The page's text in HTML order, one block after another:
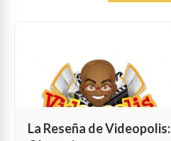
La Reseña de Videopolis: